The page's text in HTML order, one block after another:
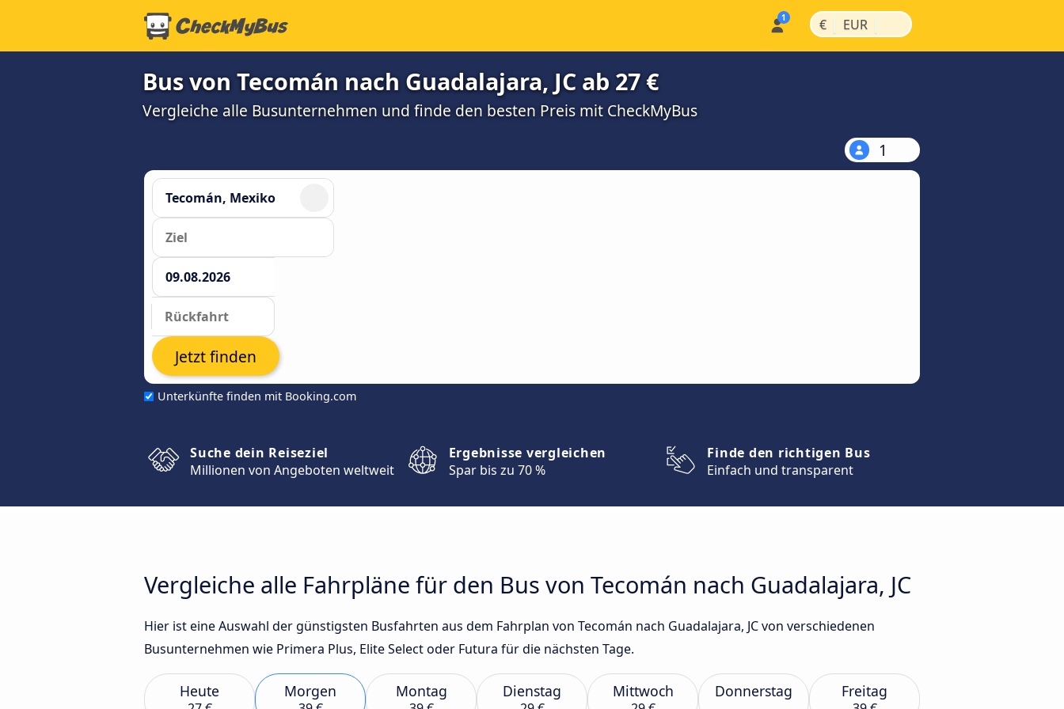
€ | EUR |
Bus von Tecomán nach Guadalajara, JC ab 27 €
Vergleiche alle Busunternehmen und finde den besten Preis mit CheckMyBus
1
Unterkünfte finden mit Booking.com
Jetzt finden
Suche dein Reiseziel
Millionen von Angeboten weltweit
Ergebnisse vergleichen
Spar bis zu 70 %
Finde den richtigen Bus
Einfach und transparent
Vergleiche alle Fahrpläne für den Bus von Tecomán nach Guadalajara, JC
Hier ist eine Auswahl der günstigsten Busfahrten aus dem Fahrplan von Tecomán nach Guadalajara, JC von verschiedenen
Busunternehmen wie Primera Plus, Elite Select oder Futura für die nächsten Tage.
Heute Morgen Montag Dienstag Mittwoch Donnerstag Freitag